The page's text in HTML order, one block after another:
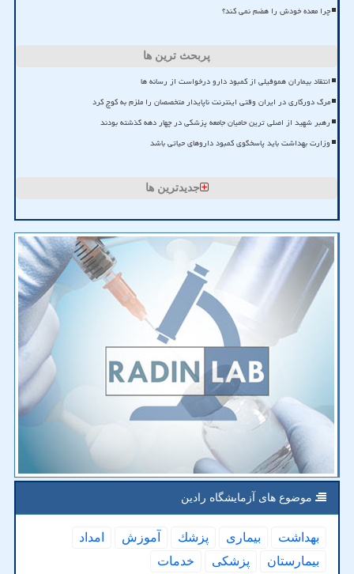
چرا معده خودش را هضم نمی کند؟
پربحث ترین ها
انتقاد بیماران هموفیلی از کمبود دارو درخواست از رسانه ها
مرگ دورکاری در ایران وقتی اینترنت ناپایدار متخصصان را ملزم به کوچ کرد
رهبر شهید از اصلی ترین حامیان جامعه پزشکی در چهار دهه گذشته بودند
وزارت بهداشت باید پاسخگوی کمبود داروهای حیاتی باشد
جدیدترین ها
موضوع های آزمایشگاه رادین
بهداشت بیماری پزشك آموزش
امداد
بیمارستان
پزشكی خدمات